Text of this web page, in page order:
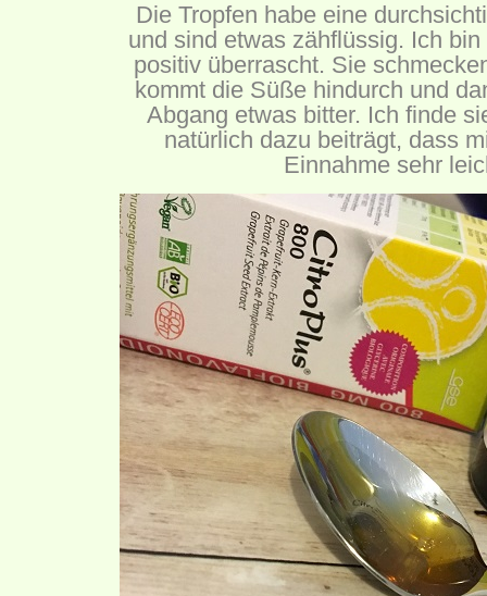
Die Tropfen habe eine
und sind etwas zähflüssig. Ich
positiv überrascht. Sie
kommt die Süße hindurch und
Abgang etwas bitter. Ich finde
natürlich dazu beiträgt, dass
Einnahme sehr